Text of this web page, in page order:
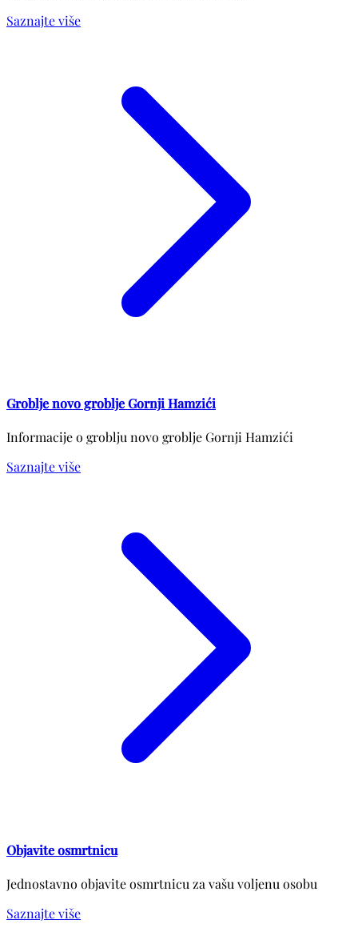
Saznajte više
Groblje novo groblje Gornji Hamzići
Informacije o groblju novo groblje Gornji Hamzići
Saznajte više
Objavite osmrtnicu
Jednostavno objavite osmrtnicu za vašu voljenu osobu
Saznajte više